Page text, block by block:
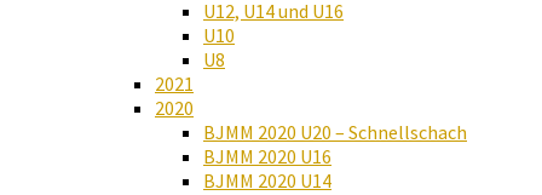
U12, U14 und U16
U10
U8
2021
2020
BJMM 2020 U20 – Schnellschach
BJMM 2020 U16
BJMM 2020 U14